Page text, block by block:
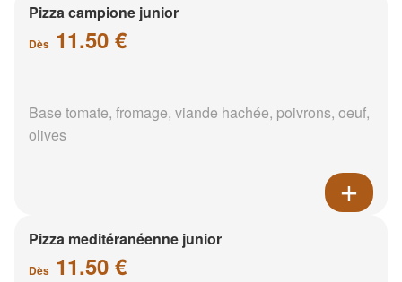
Pizza campione junior
Dès 11.50 €
Base tomate, fromage, viande hachée, poivrons, oeuf,
olives
Pizza meditéranéenne junior
Dès 11.50 €